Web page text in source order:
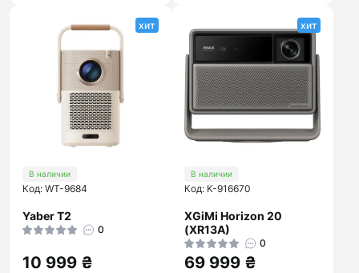
хит
В наличии
Код: WT-9684
Yaber T2
0
10 999 ₴
хит
В наличии
Код: K-916670
XGiMi Horizon 20
(XR13A)
0
69 999 ₴